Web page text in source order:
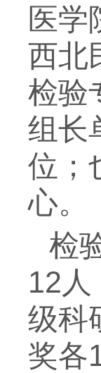
医学
西北
检验
组长
位；
心。
检
12
级科
奖各